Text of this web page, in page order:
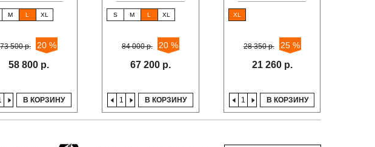
M L XL
73 500 р. 20 %
58 800 р.
В КОРЗИНУ
S M L XL
84 000 р. 20 %
67 200 р.
В КОРЗИНУ
XL
28 350 р. 25 %
21 260 р.
В КОРЗИНУ